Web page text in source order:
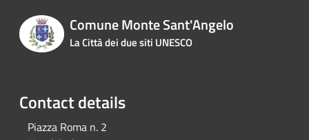
Comune Monte Sant'Angelo
La Città dei due siti UNESCO
Contact details
Piazza Roma n. 2